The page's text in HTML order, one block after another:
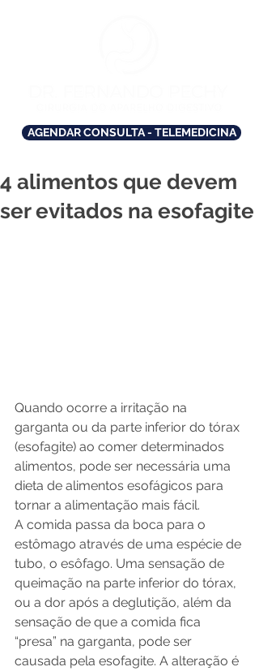
AGENDAR CONSULTA - TELEMEDICINA
4 alimentos que devem
ser evitados na esofagite
Quando ocorre a irritação na
garganta ou da parte inferior do tórax
(esofagite) ao comer determinados
alimentos, pode ser necessária uma
dieta de alimentos esofágicos para
tornar a alimentação mais fácil.
A comida passa da boca para o
estômago através de uma espécie de
tubo, o esôfago. Uma sensação de
queimação na parte inferior do tórax,
ou a dor após a deglutição, além da
sensação de que a comida fica
“presa” na garganta, pode ser
causada pela esofagite. A alteração é